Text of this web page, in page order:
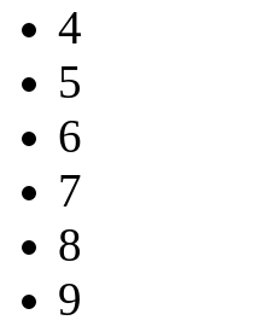
4
5
6
7
8
9